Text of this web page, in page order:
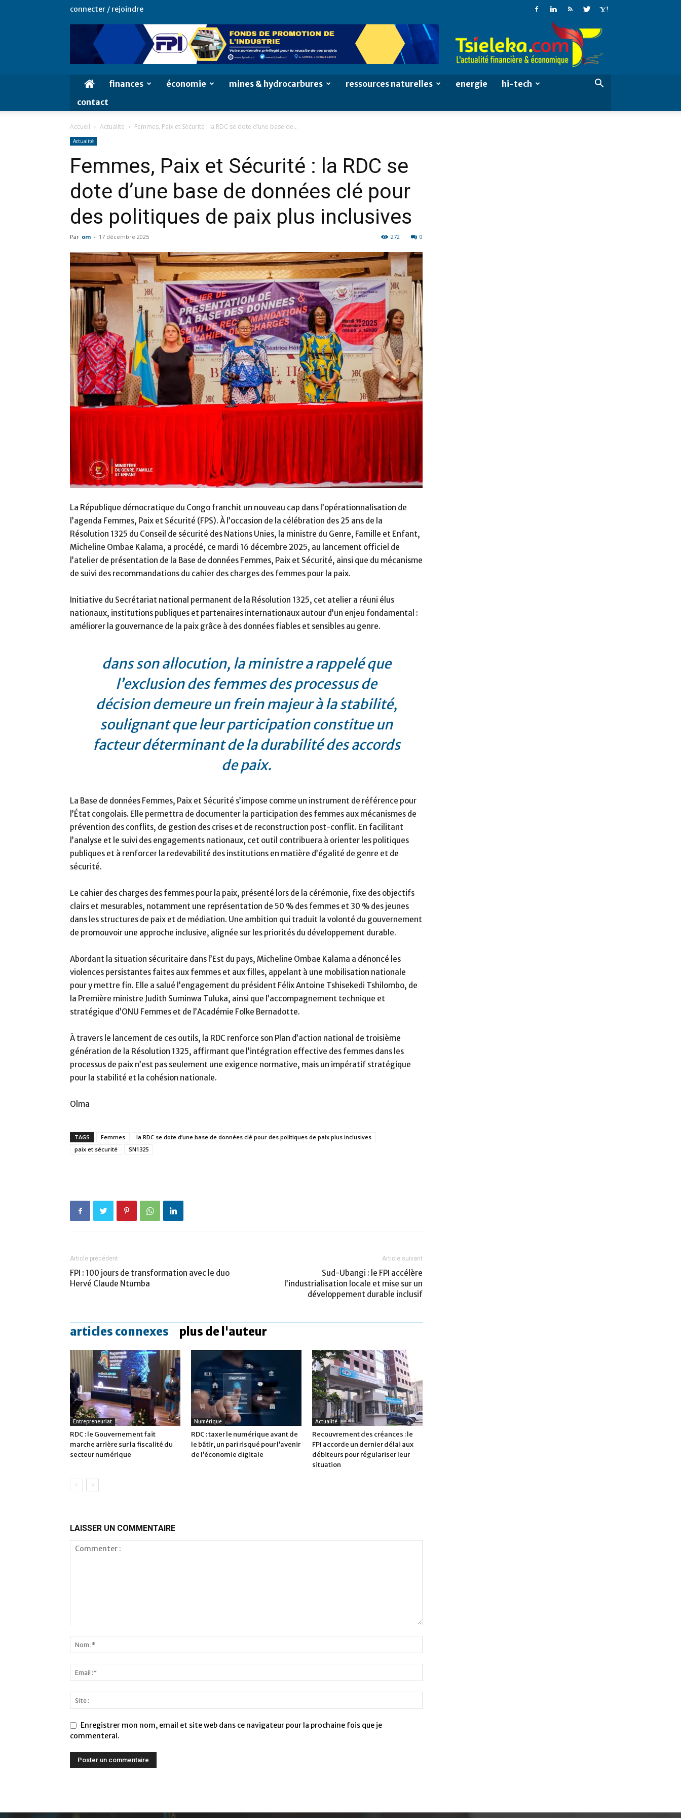
connecter / rejoindre
Tsieleka
finances économie mines & hydrocarbures ressources naturelles energie
hi-tech
contact
Accueil Actualité Femmes, Paix et Sécurité : la RDC se dote d’une base de...
Actualité
Femmes, Paix et Sécurité : la RDC se
dote d’une base de données clé pour
des politiques de paix plus inclusives
Par om - 17 décembre 2025 0
272
La République démocratique du Congo franchit un nouveau cap dans l’opérationnalisation de
l’agenda Femmes, Paix et Sécurité (FPS). À l’occasion de la célébration des 25 ans de la
Résolution 1325 du Conseil de sécurité des Nations Unies, la ministre du Genre, Famille et Enfant,
Micheline Ombae Kalama, a procédé, ce mardi 16 décembre 2025, au lancement officiel de
l’atelier de présentation de la Base de données Femmes, Paix et Sécurité, ainsi que du mécanisme
de suivi des recommandations du cahier des charges des femmes pour la paix.
Initiative du Secrétariat national permanent de la Résolution 1325, cet atelier a réuni élus
nationaux, institutions publiques et partenaires internationaux autour d’un enjeu fondamental :
améliorer la gouvernance de la paix grâce à des données fiables et sensibles au genre.
dans son allocution, la ministre a rappelé que
l’exclusion des femmes des processus de
décision demeure un frein majeur à la stabilité,
soulignant que leur participation constitue un
facteur déterminant de la durabilité des accords
de paix.
La Base de données Femmes, Paix et Sécurité s’impose comme un instrument de référence pour
l’État congolais. Elle permettra de documenter la participation des femmes aux mécanismes de
prévention des conflits, de gestion des crises et de reconstruction post-conflit. En facilitant
l’analyse et le suivi des engagements nationaux, cet outil contribuera à orienter les politiques
publiques et à renforcer la redevabilité des institutions en matière d’égalité de genre et de
sécurité.
Le cahier des charges des femmes pour la paix, présenté lors de la cérémonie, fixe des objectifs
clairs et mesurables, notamment une représentation de 50 % des femmes et 30 % des jeunes
dans les structures de paix et de médiation. Une ambition qui traduit la volonté du gouvernement
de promouvoir une approche inclusive, alignée sur les priorités du développement durable.
Abordant la situation sécuritaire dans l’Est du pays, Micheline Ombae Kalama a dénoncé les
violences persistantes faites aux femmes et aux filles, appelant à une mobilisation nationale
pour y mettre fin. Elle a salué l’engagement du président Félix Antoine Tshisekedi Tshilombo, de
la Première ministre Judith Suminwa Tuluka, ainsi que l’accompagnement technique et
stratégique d’ONU Femmes et de l’Académie Folke Bernadotte.
À travers le lancement de ces outils, la RDC renforce son Plan d’action national de troisième
génération de la Résolution 1325, affirmant que l’intégration effective des femmes dans les
processus de paix n’est pas seulement une exigence normative, mais un impératif stratégique
pour la stabilité et la cohésion nationale.
Olma
TAGS Femmes
la RDC se dote d’une base de données clé pour des politiques de paix plus inclusives
paix et sécurité
SN1325
Article précédent
FPI : 100 jours de transformation avec le duo
Hervé Claude Ntumba
Article suivant
Sud-Ubangi : le FPI accélère
l’industrialisation locale et mise sur un
développement durable inclusif
articles connexes plus de l'auteur
Entrepreneuriat
RDC : le Gouvernement fait
marche arrière sur la fiscalité du
secteur numérique
Numérique
RDC : taxer le numérique avant de
le bâtir, un pari risqué pour l’avenir
de l’économie digitale
Actualité
Recouvrement des créances : le
FPI accorde un dernier délai aux
débiteurs pour régulariser leur
situation
LAISSER UN COMMENTAIRE
Enregistrer mon nom, email et site web dans ce navigateur pour la prochaine fois que je
commenterai.